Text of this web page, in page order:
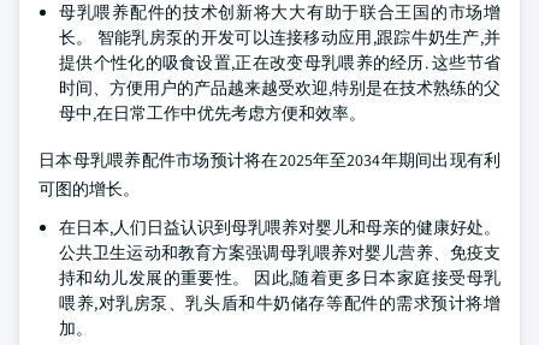
母乳喂养配件的技术创新将大大有助于联合王国的市场增
长。 智能乳房泵的开发可以连接移动应用,跟踪牛奶生产,并
提供个性化的吸食设置,正在改变母乳喂养的经历. 这些节省
时间、方便用户的产品越来越受欢迎,特别是在技术熟练的父
母中,在日常工作中优先考虑方便和效率。
日本母乳喂养配件市场预计将在2025年至2034年期间出现有利
可图的增长。
在日本,人们日益认识到母乳喂养对婴儿和母亲的健康好处。
公共卫生运动和教育方案强调母乳喂养对婴儿营养、免疫支
持和幼儿发展的重要性。 因此,随着更多日本家庭接受母乳
喂养,对乳房泵、乳头盾和牛奶储存等配件的需求预计将增
加。